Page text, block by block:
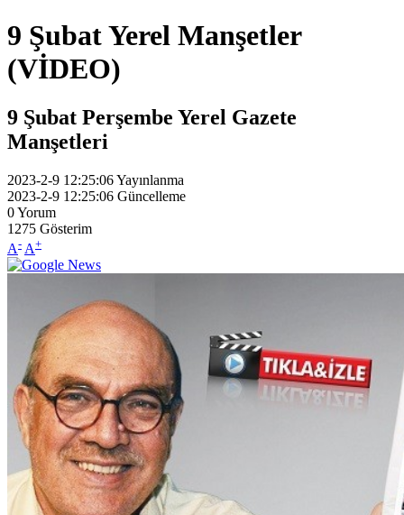
9 Şubat Yerel Manşetler
(VİDEO)
9 Şubat Perşembe Yerel Gazete
Manşetleri
2023-2-9 12:25:06Yayınlanma
2023-2-9 12:25:06 Güncelleme
0Yorum
1275 Gösterim
A- A+